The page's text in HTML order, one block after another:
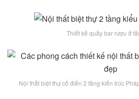
Thiết kế quầy bar rượu ở
Nội thất biệt thự cổ điển 2 tầng kiến trúc